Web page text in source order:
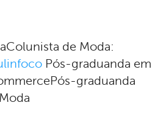
de Moda:
Pós-graduanda em
graduanda